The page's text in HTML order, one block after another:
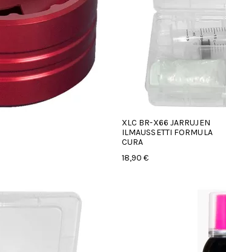
XLC BR-X66 JARRUJEN
ILMAUSSETTI FORMULA
CURA
18,90 €